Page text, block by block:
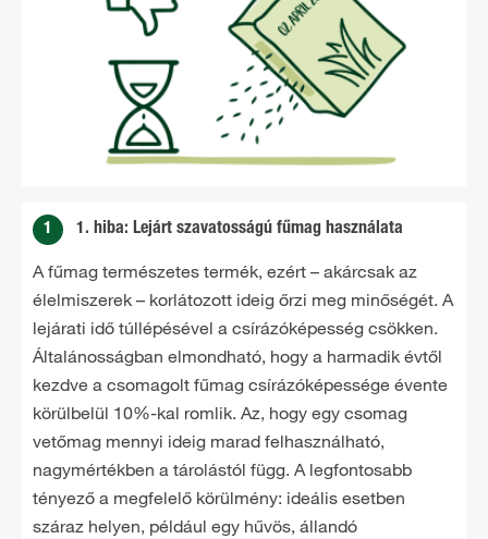
1 1. hiba: Lejárt szavatosságú fűmag használata
A fűmag természetes termék, ezért – akárcsak az
élelmiszerek – korlátozott ideig őrzi meg minőségét. A
lejárati idő túllépésével a csírázóképesség csökken.
Általánosságban elmondható, hogy a harmadik évtől
kezdve a csomagolt fűmag csírázóképessége évente
körülbelül 10%-kal romlik. Az, hogy egy csomag
vetőmag mennyi ideig marad felhasználható,
nagymértékben a tárolástól függ. A legfontosabb
tényező a megfelelő körülmény: ideális esetben
száraz helyen, például egy hűvös, állandó